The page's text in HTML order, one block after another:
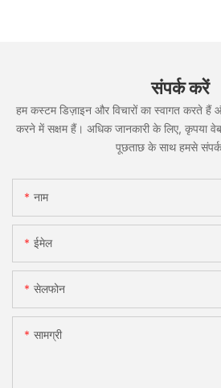
संपर्क करें
हम कस्टम डिज़ाइन और विचारों का स्वागत करते हैं
करने में सक्षम हैं। अधिक जानकारी के लिए, कृपया
पूछताछ के साथ हमसे
नाम
ईमेल
सेलफोन
सामग्री